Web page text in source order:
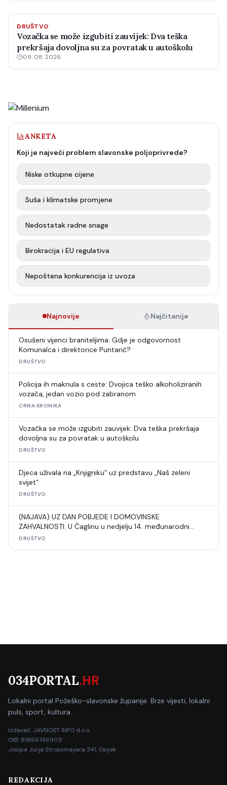
DRUŠTVO
Vozačka se može izgubiti zauvijek: Dva teška
prekršaja dovoljna su za povratak u autoškolu
09. 08. 2026.
ANKETA
Koji je najveći problem slavonske poljoprivrede?
Niske otkupne cijene
Suša i klimatske promjene
Nedostatak radne snage
Birokracija i EU regulativa
Nepoštena konkurencija iz uvoza
Najnovije Najčitanije
Osušeni vijenci braniteljima: Gdje je odgovornost
Komunalca i direktorice Puntarić?
DRUŠTVO
Policija ih maknula s ceste: Dvojica teško alkoholiziranih
vozača, jedan vozio pod zabranom
CRNA KRONIKA
Vozačka se može izgubiti zauvijek: Dva teška prekršaja
dovoljna su za povratak u autoškolu
DRUŠTVO
Djeca uživala na „Knjigniku“ uz predstavu „Naš zeleni
svijet“
DRUŠTVO
(NAJAVA) UZ DAN POBJEDE I DOMOVINSKE
ZAHVALNOSTI: U Čaglinu u nedjelju 14. međunarodni
šahovski turnir
DRUŠTVO
034PORTAL.HR
Lokalni portal Požeško-slavonske županije. Brze vijesti, lokalni
puls, sport, kultura.
Izdavač: JAVNOST INFO d.o.o.
OIB: 81866746905
Josipa Jurja Strossmayera 341, Osijek
REDAKCIJA